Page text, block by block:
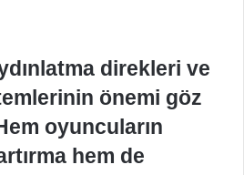
direkleri ve
önemi göz
oyuncuların
hem de